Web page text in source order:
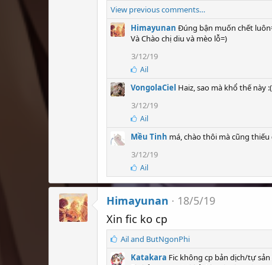
c
h
:
l
ư
ợ
c
h
View previous comments…
Himayunan Đúng bận muốn chết
Và Chào chị diu và mèo lỗ=)
3/12/19
S
l
ợ
t
h
c
h
:
Ail
VongolaCiel Haiz, sao mà khổ thế này
3/12/19
S
l
ợ
t
t
h
c
h
:
Ail
Mều Tinh má, chào thôi mà cũng thiếu
3/12/19
S
ố
l
ợ
t
t
í
c
h
Ail
Himayunan
18/5/19
Xin fic ko cp
S
l
Ailand ButNgonPhi
Katakara Fic không cp bản dịch/tự